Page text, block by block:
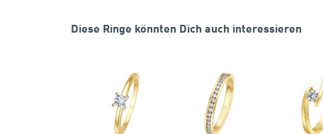
Diese Ringe könnten Dich auch interessieren